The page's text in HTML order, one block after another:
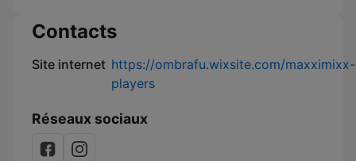
Contacts
Site internet https://ombrafu.wixsite.com/maxximixx-
players
Réseaux sociaux